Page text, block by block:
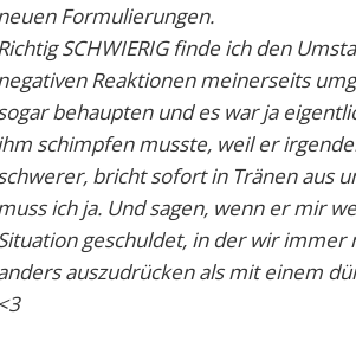
Formulierungen.
Richtig SCHWIERIG finde ich den
Reaktionen meinerseits
behaupten und es war ja
schimpfen musste, weil er
bricht sofort in Tränen aus
ich ja. Und sagen, wenn er mir
geschuldet, in der wir immer
auszudrücken als mit einem
<3